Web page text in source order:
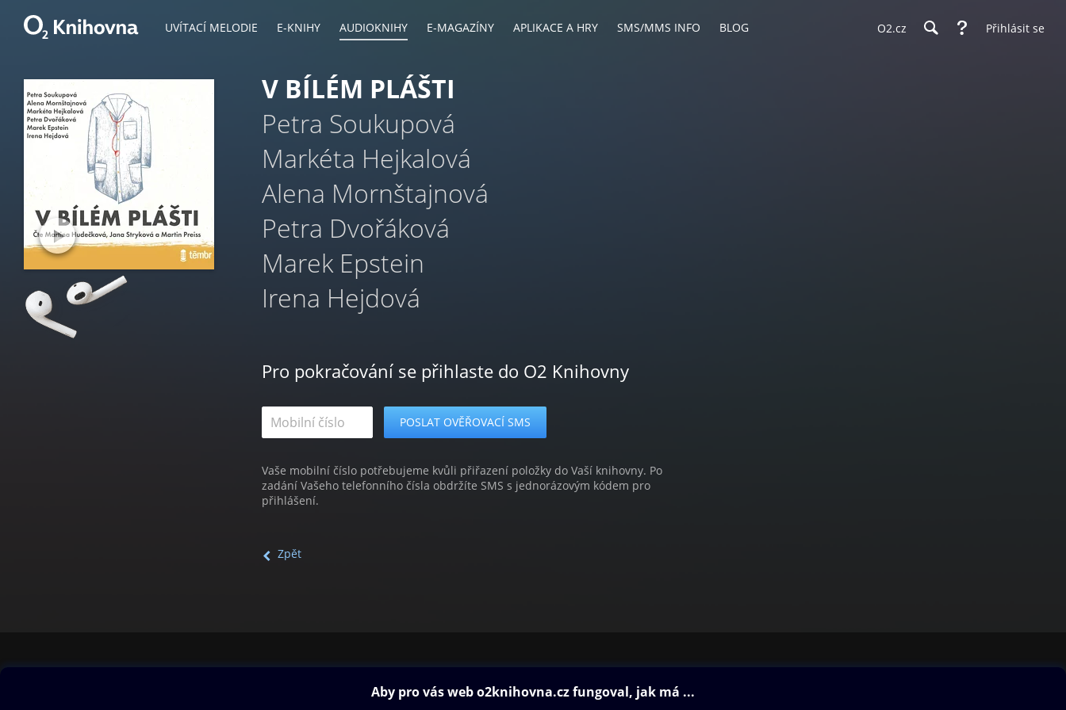
UVÍTACÍ MELODIE E-KNIHY AUDIOKNIHY E-MAGAZÍNY APLIKACE A HRY SMS/MMS INFO BLOG O2.cz Přihlásit se
V BÍLÉM PLÁŠTI
Petra Soukupová
Markéta Hejkalová
Alena Mornštajnová
Petra Dvořáková
Marek Epstein
Irena Hejdová
Pro pokračování se přihlaste do O2 Knihovny
Vaše mobilní číslo potřebujeme kvůli přiřazení položky do Vaší knihovny. Po
zadání Vašeho telefonního čísla obdržíte SMS s jednorázovým kódem pro
přihlášení.
Zpět